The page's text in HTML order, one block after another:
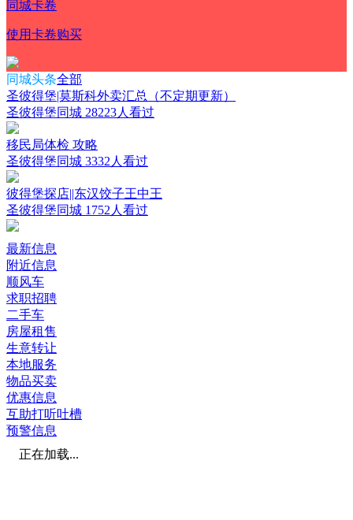
同城卡卷
使用卡卷购买
同城头条全部
圣彼得堡|莫斯科外卖汇总（不定期更新）
圣彼得堡同城 28223人看过
移民局体检 攻略
圣彼得堡同城 3332人看过
彼得堡探店||东汉饺子王中王
圣彼得堡同城 1752人看过
最新信息
附近信息
顺风车
求职招聘
二手车
房屋租售
生意转让
本地服务
物品买卖
优惠信息
互助打听吐槽
预警信息
正在加载...